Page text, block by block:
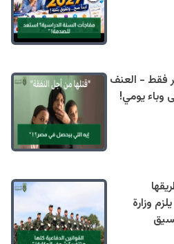
جريمة في 3 أشهر فقط - العنف
وباء يومي!
وزارة